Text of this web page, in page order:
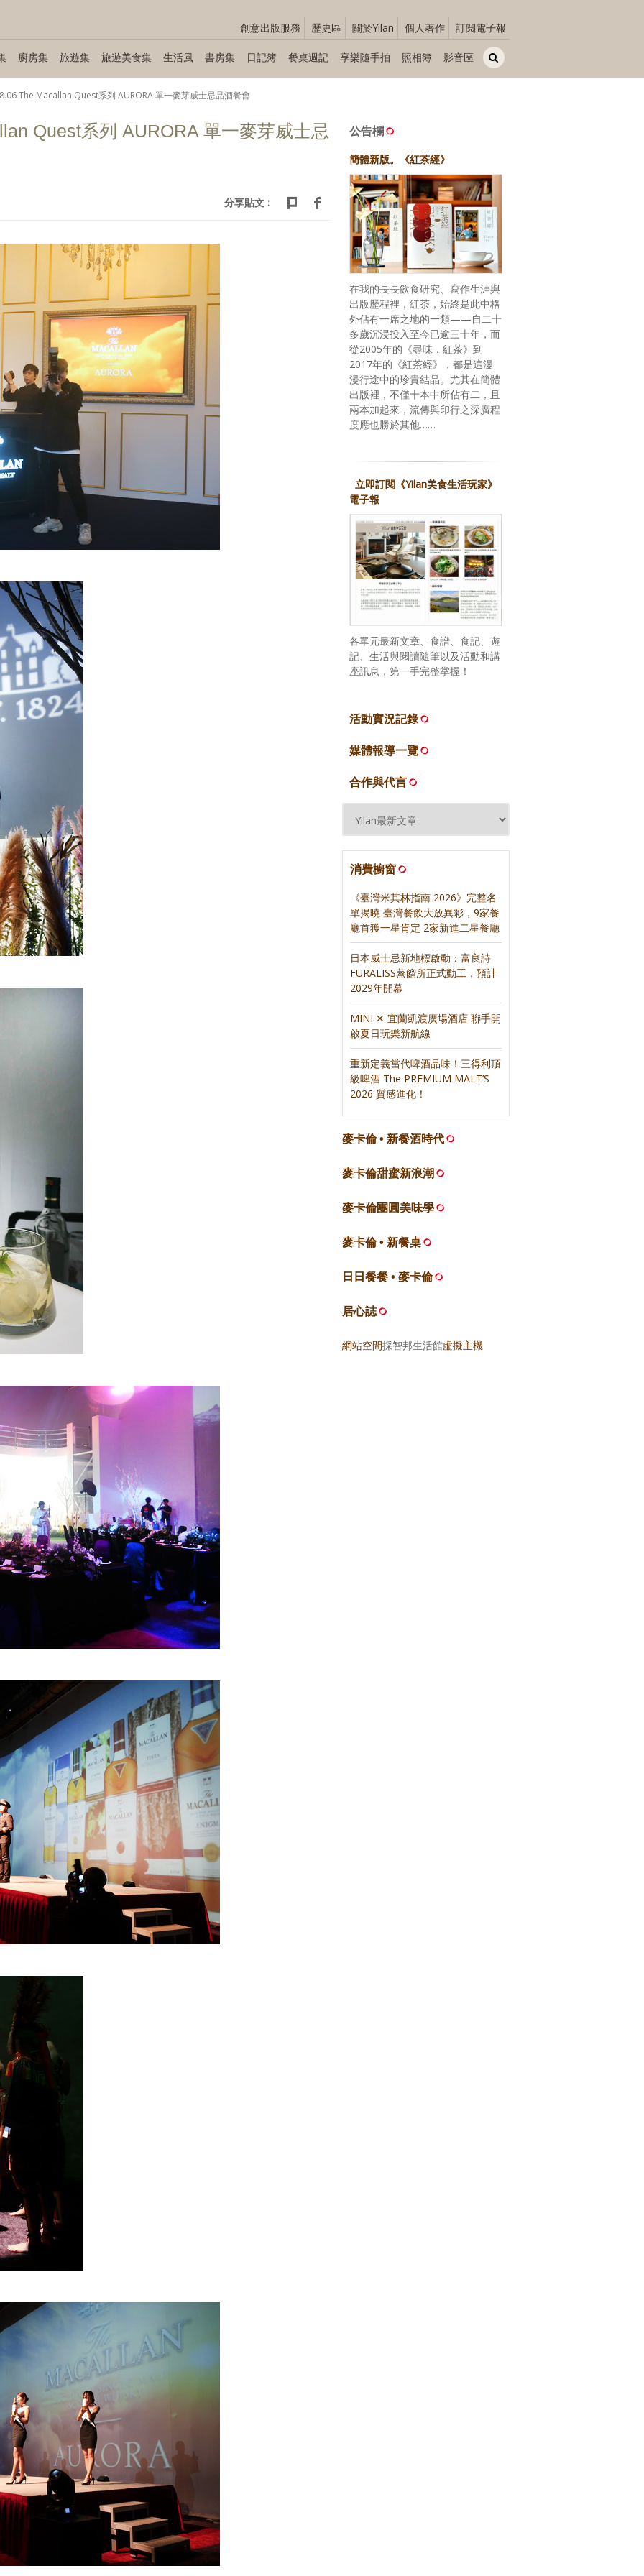
創意出版服務 歷史區 關於Yilan 個人著作 訂閱電子報
廚房集 旅遊集 旅遊美食集 生活風 書房集 日記簿 餐桌週記 享樂隨手拍 照相簿 影音區
The Macallan Quest系列 AURORA 單一麥芽威士忌品酒餐會
Quest系列 AURORA 單一麥芽威士忌
分享貼文 :
公告欄
簡體新版。《紅茶經》
在我的長長飲食研究、寫作生涯與
出版歷程裡，紅茶，始終是此中格
外佔有一席之地的一類——自二十
多歲沉浸投入至今已逾三十年，而
從2005年的《尋味．紅茶》到
2017年的《紅茶經》，都是這漫
漫行途中的珍貴結晶。尤其在簡體
出版裡，不僅十本中所佔有二，且
兩本加起來，流傳與印行之深廣程
度應也勝於其他……
立即訂閱《Yilan美食生活玩家》
電子報
各單元最新文章、食譜、食記、遊
記、生活與閱讀隨筆以及活動和講
座訊息，第一手完整掌握！
活動實況記錄
媒體報導一覽
合作與代言
消費櫥窗
《臺灣米其林指南 2026》完整名
單揭曉 臺灣餐飲大放異彩，9家餐
廳首獲一星肯定 2家新進二星餐廳
日本威士忌新地標啟動：富良詩
FURALISS蒸餾所正式動工，預計
2029年開幕
MINI ✕ 宜蘭凱渡廣場酒店 聯手開
啟夏日玩樂新航線
重新定義當代啤酒品味！三得利頂
級啤酒 The PREMIUM MALT’S
2026 質感進化！
麥卡倫 • 新餐酒時代
麥卡倫甜蜜新浪潮
麥卡倫團圓美味學
麥卡倫 • 新餐桌
日日餐餐 • 麥卡倫
居心誌
網站空間採智邦生活館虛擬主機